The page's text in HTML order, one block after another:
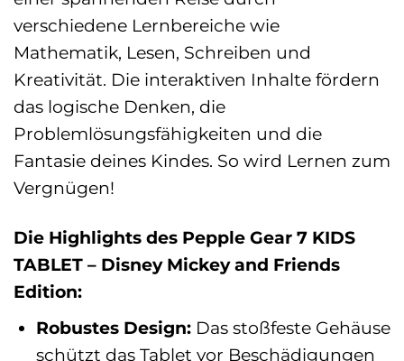
verschiedene Lernbereiche wie
Mathematik, Lesen, Schreiben und
Kreativität. Die interaktiven Inhalte fördern
das logische Denken, die
Problemlösungsfähigkeiten und die
Fantasie deines Kindes. So wird Lernen zum
Vergnügen!
Die Highlights des Pepple Gear 7 KIDS
TABLET – Disney Mickey and Friends
Edition:
Robustes Design:Das stoßfeste Gehäuse
schützt das Tablet vor Beschädigungen